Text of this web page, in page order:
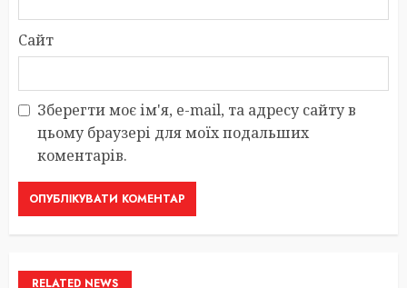
Сайт
Зберегти моє ім'я, e-mail, та адресу сайту в
цьому браузері для моїх подальших
коментарів.
RELATED NEWS